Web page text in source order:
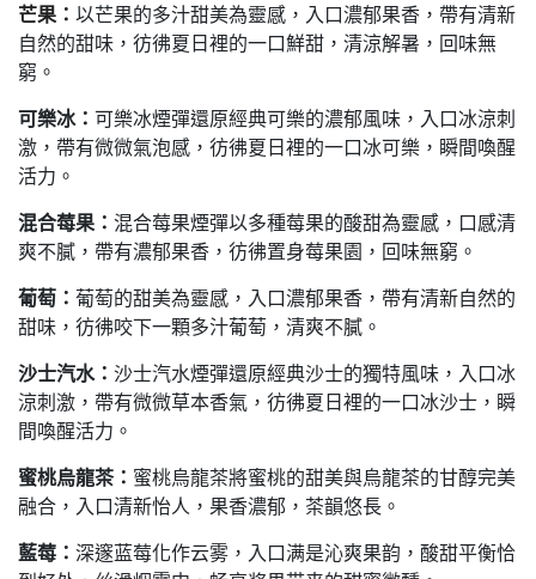
芒果 ： 以芒果的多汁甜美為靈感，入口濃郁果香，帶有清新
自然的甜味，彷彿夏日裡的一口鮮甜，清涼解暑，回味無
窮。
可樂冰： 可樂冰煙彈還原經典可樂的濃郁風味，入口冰涼刺
激，帶有微微氣泡感，彷彿夏日裡的一口冰可樂，瞬間喚醒
活力。
混合莓果： 混合莓果煙彈以多種莓果的酸甜為靈感，口感清
爽不膩，帶有濃郁果香，彷彿置身莓果園，回味無窮。
葡萄： 葡萄的甜美為靈感，入口濃郁果香，帶有清新自然的
甜味，彷彿咬下一顆多汁葡萄，清爽不膩。
沙士汽水： 沙士汽水煙彈還原經典沙士的獨特風味，入口冰
涼刺激，帶有微微草本香氣，彷彿夏日裡的一口冰沙士，瞬
間喚醒活力。
蜜桃烏龍茶： 蜜桃烏龍茶將蜜桃的甜美與烏龍茶的甘醇完美
融合，入口清新怡人，果香濃郁，茶韻悠長。
藍莓： 深邃蓝莓化作云雾，入口满是沁爽果韵，酸甜平衡恰